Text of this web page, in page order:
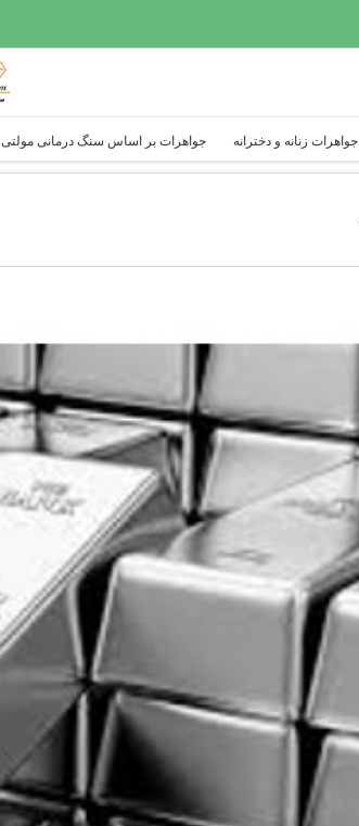
جواهرات زنانه و دخترانه جواهرات بر اساس سنگ درمانی مولتی